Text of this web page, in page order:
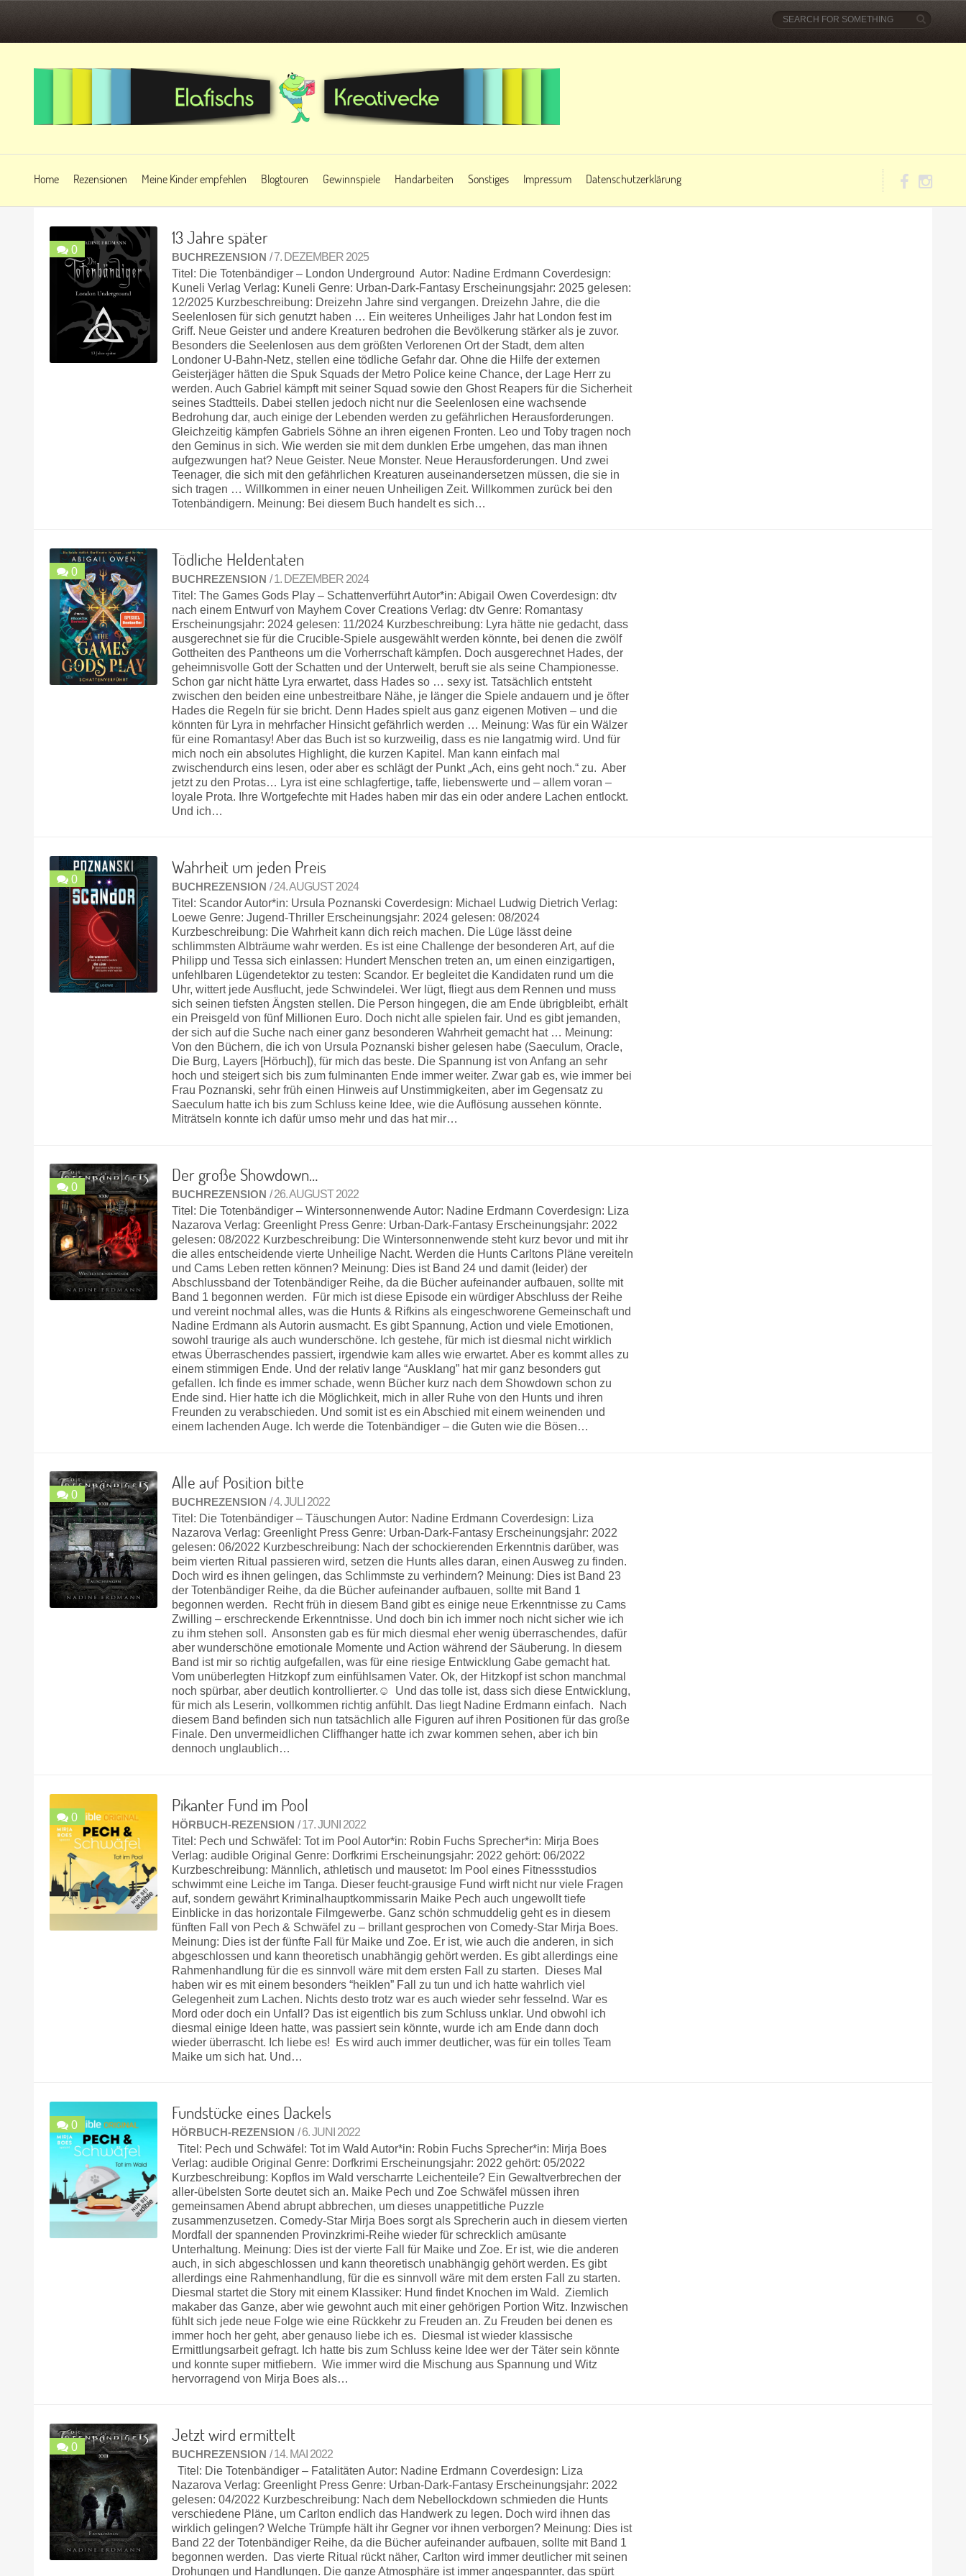
Home Rezensionen Meine Kinder empfehlen Blogtouren Gewinnspiele Handarbeiten Sonstiges Impressum Datenschutzerklärung
0
13 Jahre später
BUCHREZENSION / 7. DEZEMBER 2025
Titel: Die Totenbändiger – London Underground Autor: Nadine Erdmann Coverdesign:
Kuneli Verlag Verlag: Kuneli Genre: Urban-Dark-Fantasy Erscheinungsjahr: 2025 gelesen:
12/2025 Kurzbeschreibung: Dreizehn Jahre sind vergangen. Dreizehn Jahre, die die
Seelenlosen für sich genutzt haben … Ein weiteres Unheiliges Jahr hat London fest im
Griff. Neue Geister und andere Kreaturen bedrohen die Bevölkerung stärker als je zuvor.
Besonders die Seelenlosen aus dem größten Verlorenen Ort der Stadt, dem alten
Londoner U-Bahn-Netz, stellen eine tödliche Gefahr dar. Ohne die Hilfe der externen
Geisterjäger hätten die Spuk Squads der Metro Police keine Chance, der Lage Herr zu
werden. Auch Gabriel kämpft mit seiner Squad sowie den Ghost Reapers für die Sicherheit
seines Stadtteils. Dabei stellen jedoch nicht nur die Seelenlosen eine wachsende
Bedrohung dar, auch einige der Lebenden werden zu gefährlichen Herausforderungen.
Gleichzeitig kämpfen Gabriels Söhne an ihren eigenen Fronten. Leo und Toby tragen noch
den Geminus in sich. Wie werden sie mit dem dunklen Erbe umgehen, das man ihnen
aufgezwungen hat? Neue Geister. Neue Monster. Neue Herausforderungen. Und zwei
Teenager, die sich mit den gefährlichen Kreaturen auseinandersetzen müssen, die sie in
sich tragen … Willkommen in einer neuen Unheiligen Zeit. Willkommen zurück bei den
Totenbändigern. Meinung: Bei diesem Buch handelt es sich…
0
Tödliche Heldentaten
BUCHREZENSION / 1. DEZEMBER 2024
Titel: The Games Gods Play – Schattenverführt Autor*in: Abigail Owen Coverdesign: dtv
nach einem Entwurf von Mayhem Cover Creations Verlag: dtv Genre: Romantasy
Erscheinungsjahr: 2024 gelesen: 11/2024 Kurzbeschreibung: Lyra hätte nie gedacht, dass
ausgerechnet sie für die Crucible-Spiele ausgewählt werden könnte, bei denen die zwölf
Gottheiten des Pantheons um die Vorherrschaft kämpfen. Doch ausgerechnet Hades, der
geheimnisvolle Gott der Schatten und der Unterwelt, beruft sie als seine Championesse.
Schon gar nicht hätte Lyra erwartet, dass Hades so … sexy ist. Tatsächlich entsteht
zwischen den beiden eine unbestreitbare Nähe, je länger die Spiele andauern und je öfter
Hades die Regeln für sie bricht. Denn Hades spielt aus ganz eigenen Motiven – und die
könnten für Lyra in mehrfacher Hinsicht gefährlich werden … Meinung: Was für ein Wälzer
für eine Romantasy! Aber das Buch ist so kurzweilig, dass es nie langatmig wird. Und für
mich noch ein absolutes Highlight, die kurzen Kapitel. Man kann einfach mal
zwischendurch eins lesen, oder aber es schlägt der Punkt „Ach, eins geht noch.“ zu. Aber
jetzt zu den Protas… Lyra ist eine schlagfertige, taffe, liebenswerte und – allem voran –
loyale Prota. Ihre Wortgefechte mit Hades haben mir das ein oder andere Lachen entlockt.
Und ich…
0
Wahrheit um jeden Preis
BUCHREZENSION / 24. AUGUST 2024
Titel: Scandor Autor*in: Ursula Poznanski Coverdesign: Michael Ludwig Dietrich Verlag:
Loewe Genre: Jugend-Thriller Erscheinungsjahr: 2024 gelesen: 08/2024
Kurzbeschreibung: Die Wahrheit kann dich reich machen. Die Lüge lässt deine
schlimmsten Albträume wahr werden. Es ist eine Challenge der besonderen Art, auf die
Philipp und Tessa sich einlassen: Hundert Menschen treten an, um einen einzigartigen,
unfehlbaren Lügendetektor zu testen: Scandor. Er begleitet die Kandidaten rund um die
Uhr, wittert jede Ausflucht, jede Schwindelei. Wer lügt, fliegt aus dem Rennen und muss
sich seinen tiefsten Ängsten stellen. Die Person hingegen, die am Ende übrigbleibt, erhält
ein Preisgeld von fünf Millionen Euro. Doch nicht alle spielen fair. Und es gibt jemanden,
der sich auf die Suche nach einer ganz besonderen Wahrheit gemacht hat … Meinung:
Von den Büchern, die ich von Ursula Poznanski bisher gelesen habe (Saeculum, Oracle,
Die Burg, Layers [Hörbuch]), für mich das beste. Die Spannung ist von Anfang an sehr
hoch und steigert sich bis zum fulminanten Ende immer weiter. Zwar gab es, wie immer bei
Frau Poznanski, sehr früh einen Hinweis auf Unstimmigkeiten, aber im Gegensatz zu
Saeculum hatte ich bis zum Schluss keine Idee, wie die Auflösung aussehen könnte.
Miträtseln konnte ich dafür umso mehr und das hat mir…
0
Der große Showdown…
BUCHREZENSION / 26. AUGUST 2022
Titel: Die Totenbändiger – Wintersonnenwende Autor: Nadine Erdmann Coverdesign: Liza
Nazarova Verlag: Greenlight Press Genre: Urban-Dark-Fantasy Erscheinungsjahr: 2022
gelesen: 08/2022 Kurzbeschreibung: Die Wintersonnenwende steht kurz bevor und mit ihr
die alles entscheidende vierte Unheilige Nacht. Werden die Hunts Carltons Pläne vereiteln
und Cams Leben retten können? Meinung: Dies ist Band 24 und damit (leider) der
Abschlussband der Totenbändiger Reihe, da die Bücher aufeinander aufbauen, sollte mit
Band 1 begonnen werden. Für mich ist diese Episode ein würdiger Abschluss der Reihe
und vereint nochmal alles, was die Hunts & Rifkins als eingeschworene Gemeinschaft und
Nadine Erdmann als Autorin ausmacht. Es gibt Spannung, Action und viele Emotionen,
sowohl traurige als auch wunderschöne. Ich gestehe, für mich ist diesmal nicht wirklich
etwas Überraschendes passiert, irgendwie kam alles wie erwartet. Aber es kommt alles zu
einem stimmigen Ende. Und der relativ lange “Ausklang” hat mir ganz besonders gut
gefallen. Ich finde es immer schade, wenn Bücher kurz nach dem Showdown schon zu
Ende sind. Hier hatte ich die Möglichkeit, mich in aller Ruhe von den Hunts und ihren
Freunden zu verabschieden. Und somit ist es ein Abschied mit einem weinenden und
einem lachenden Auge. Ich werde die Totenbändiger – die Guten wie die Bösen…
0
Alle auf Position bitte
BUCHREZENSION / 4. JULI 2022
Titel: Die Totenbändiger – Täuschungen Autor: Nadine Erdmann Coverdesign: Liza
Nazarova Verlag: Greenlight Press Genre: Urban-Dark-Fantasy Erscheinungsjahr: 2022
gelesen: 06/2022 Kurzbeschreibung: Nach der schockierenden Erkenntnis darüber, was
beim vierten Ritual passieren wird, setzen die Hunts alles daran, einen Ausweg zu finden.
Doch wird es ihnen gelingen, das Schlimmste zu verhindern? Meinung: Dies ist Band 23
der Totenbändiger Reihe, da die Bücher aufeinander aufbauen, sollte mit Band 1
begonnen werden. Recht früh in diesem Band gibt es einige neue Erkenntnisse zu Cams
Zwilling – erschreckende Erkenntnisse. Und doch bin ich immer noch nicht sicher wie ich
zu ihm stehen soll. Ansonsten gab es für mich diesmal eher wenig überraschendes, dafür
aber wunderschöne emotionale Momente und Action während der Säuberung. In diesem
Band ist mir so richtig auf­gefallen, was für eine riesige Entwicklung Gabe gemacht hat.
Vom unüberlegten Hitz­kopf zum einfühlsamen Vater. Ok, der Hitzkopf ist schon manchmal
noch spürbar, aber deutlich kontrollierter.☺ Und das tolle ist, dass sich diese Entwicklung,
für mich als Leserin, voll­kommen richtig anfühlt. Das liegt Nadine Erdmann einfach. Nach
diesem Band befinden sich nun tatsächlich alle Figuren auf ihren Positionen für das große
Finale. Den unvermeidlichen Cliffhanger hatte ich zwar kommen sehen, aber ich bin
dennoch unglaublich…
0
Pikanter Fund im Pool
HÖRBUCH-REZENSION / 17. JUNI 2022
Titel: Pech und Schwäfel: Tot im Pool Autor*in: Robin Fuchs Sprecher*in: Mirja Boes
Verlag: audible Original Genre: Dorfkrimi Erscheinungsjahr: 2022 gehört: 06/2022
Kurzbeschreibung: Männlich, athletisch und mausetot: Im Pool eines Fitnessstudios
schwimmt eine Leiche im Tanga. Dieser feucht-grausige Fund wirft nicht nur viele Fragen
auf, sondern gewährt Kriminalhauptkommissarin Maike Pech auch ungewollt tiefe
Einblicke in das horizontale Filmgewerbe. Ganz schön schmuddelig geht es in diesem
fünften Fall von Pech & Schwäfel zu – brillant gesprochen von Comedy-Star Mirja Boes.
Meinung: Dies ist der fünfte Fall für Maike und Zoe. Er ist, wie auch die anderen, in sich
abgeschlossen und kann theoretisch unabhängig gehört werden. Es gibt allerdings eine
Rahmen­handlung für die es sinnvoll wäre mit dem ersten Fall zu starten. Dieses Mal
haben wir es mit einem besonders “heiklen” Fall zu tun und ich hatte wahrlich viel
Gelegenheit zum Lachen. Nichts desto trotz war es auch wieder sehr fesselnd. War es
Mord oder doch ein Unfall? Das ist eigentlich bis zum Schluss unklar. Und obwohl ich
diesmal einige Ideen hatte, was passiert sein könnte, wurde ich am Ende dann doch
wieder überrascht. Ich liebe es! Es wird auch immer deutlicher, was für ein tolles Team
Maike um sich hat. Und…
0
Fundstücke eines Dackels
HÖRBUCH-REZENSION / 6. JUNI 2022
Titel: Pech und Schwäfel: Tot im Wald Autor*in: Robin Fuchs Sprecher*in: Mirja Boes
Verlag: audible Original Genre: Dorfkrimi Erscheinungsjahr: 2022 gehört: 05/2022
Kurzbeschreibung: Kopflos im Wald verscharrte Leichenteile? Ein Gewaltverbrechen der
aller-übelsten Sorte deutet sich an. Maike Pech und Zoe Schwäfel müssen ihren
gemeinsamen Abend abrupt abbrechen, um dieses unappetitliche Puzzle
zusammenzusetzen. Comedy-Star Mirja Boes sorgt als Sprecherin auch in diesem vierten
Mordfall der spannenden Provinzkrimi-Reihe wieder für schrecklich amüsante
Unterhaltung. Meinung: Dies ist der vierte Fall für Maike und Zoe. Er ist, wie die anderen
auch, in sich abgeschlossen und kann theoretisch unabhängig gehört werden. Es gibt
allerdings eine Rahmen­handlung, für die es sinnvoll wäre mit dem ersten Fall zu starten.
Diesmal startet die Story mit einem Klassiker: Hund findet Knochen im Wald. Ziemlich
makaber das Ganze, aber wie gewohnt auch mit einer gehörigen Portion Witz. Inzwischen
fühlt sich jede neue Folge wie eine Rückkehr zu Freuden an. Zu Freuden bei denen es
immer hoch her geht, aber genauso liebe ich es. Diesmal ist wieder klassische
Ermittlungs­arbeit gefragt. Ich hatte bis zum Schluss keine Idee wer der Täter sein könnte
und konnte super mitfiebern. Wie immer wird die Mischung aus Spannung und Witz
hervorragend von Mirja Boes als…
0
Jetzt wird ermittelt
BUCHREZENSION / 14. MAI 2022
Titel: Die Totenbändiger – Fatalitäten Autor: Nadine Erdmann Coverdesign: Liza
Nazarova Verlag: Greenlight Press Genre: Urban-Dark-Fantasy Erscheinungsjahr: 2022
gelesen: 04/2022 Kurzbeschreibung: Nach dem Nebellockdown schmieden die Hunts
verschiedene Pläne, um Carlton endlich das Handwerk zu legen. Doch wird ihnen das
wirklich gelingen? Welche Trümpfe hält ihr Gegner vor ihnen verborgen? Meinung: Dies ist
Band 22 der Totenbändiger Reihe, da die Bücher aufeinander aufbauen, sollte mit Band 1
begonnen werden. Das vierte Ritual rückt näher, Carlton wird immer deutlicher mit seinen
Drohungen und Handlungen. Die ganze Atmosphäre ist immer angespannter, das spürt